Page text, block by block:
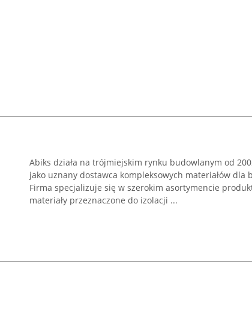
Abiks działa na trójmiejskim rynku budowlanym od
jako uznany dostawca kompleksowych materiałów dla
Firma specjalizuje się w szerokim asortymencie
materiały przeznaczone do izolacji ...